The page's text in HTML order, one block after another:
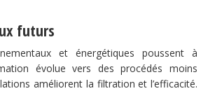
futurs
et énergétiques poussent à
évolue vers des procédés moins
améliorent la filtration et l’efficacité.